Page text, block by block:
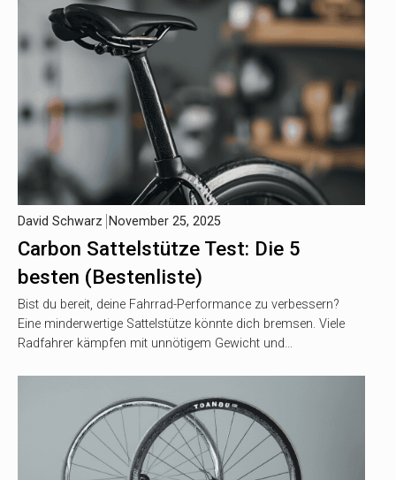
Carbon Sattelstütze Test: Die 5
besten (Bestenliste)
David Schwarz November 25, 2025
Bist du bereit, deine Fahrrad-Performance zu verbessern?
Eine minderwertige Sattelstütze könnte dich bremsen. Viele
Radfahrer kämpfen mit unnötigem Gewicht und…